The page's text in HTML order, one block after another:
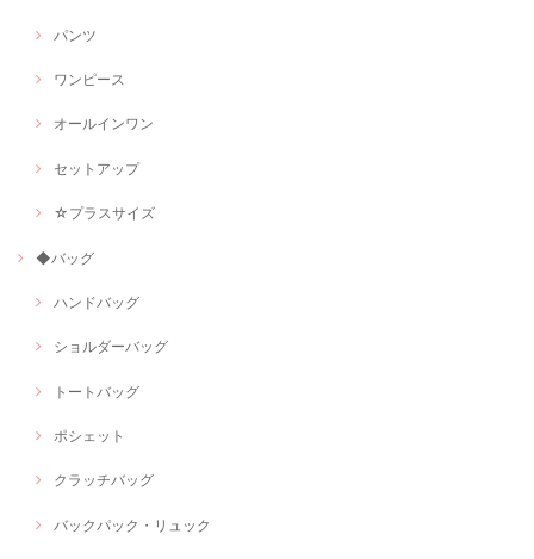
パンツ
ワンピース
オールインワン
セットアップ
☆プラスサイズ
◆バッグ
ハンドバッグ
ショルダーバッグ
トートバッグ
ポシェット
クラッチバッグ
バックパック・リュック